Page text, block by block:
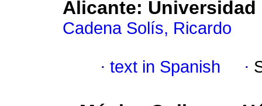
Alicante: Universidad
Cadena Solís, Ricardo
· text in Spanish ·